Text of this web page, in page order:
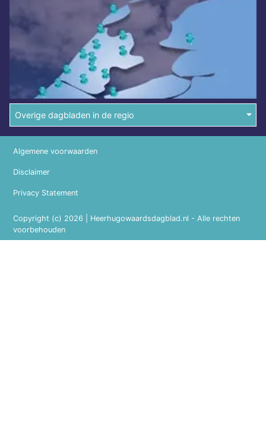
Overige dagbladen in de regio
Copyright (c) 2026 | Heerhugowaardsdagblad.nl - Alle rechten
voorbehouden
Algemene voorwaarden
Disclaimer
Privacy Statement